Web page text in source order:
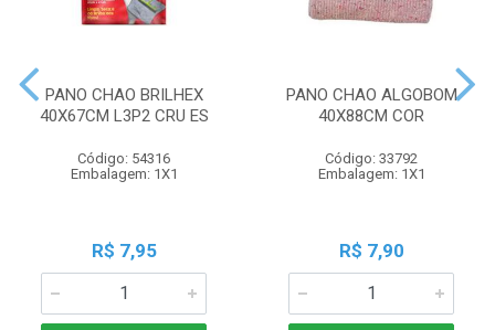
PANO CHAO BRILHEX
40X67CM L3P2 CRU ES
Código: 54316
Embalagem: 1X1
R$ 7,95
PANO CHAO ALGOBOM
40X88CM COR
Código: 33792
Embalagem: 1X1
R$ 7,90